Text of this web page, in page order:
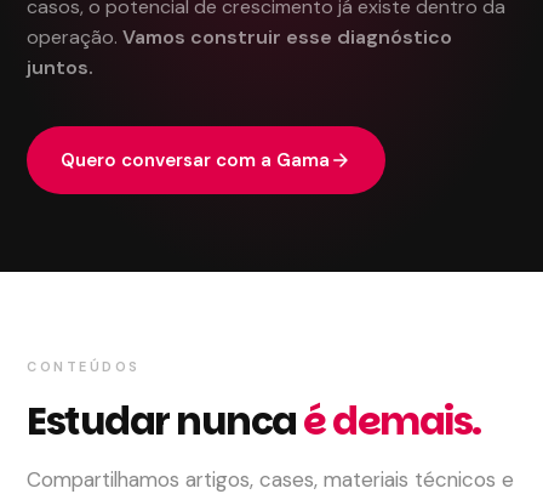
casos, o potencial de crescimento já existe dentro da
operação. Vamos construir esse diagnóstico
juntos.
Quero conversar com a Gama arrow_forward
CONTEÚDOS
Estudar nuncaé demais.
Compartilhamos artigos, cases, materiais técnicos e